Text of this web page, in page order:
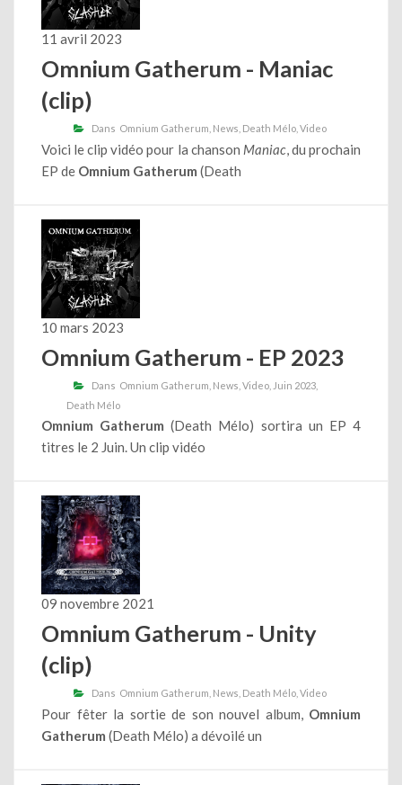
11 avril 2023
Omnium Gatherum - Maniac
(clip)
Dans Omnium Gatherum News Death Mélo Video
Voici le clip vidéo pour la chanson Maniac, du prochain
EP de Omnium Gatherum (Death
10 mars 2023
Omnium Gatherum - EP 2023
Dans Omnium Gatherum News Video Juin 2023
Death Mélo
Omnium Gatherum (Death Mélo) sortira un EP 4
titres le 2 Juin. Un clip vidéo
09 novembre 2021
Omnium Gatherum - Unity
(clip)
Dans Omnium Gatherum News Death Mélo Video
Pour fêter la sortie de son nouvel album, Omnium
Gatherum (Death Mélo) a dévoilé un